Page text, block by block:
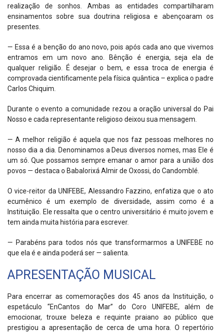
realização de sonhos. Ambas as entidades compartilharam
ensinamentos sobre sua doutrina religiosa e abençoaram os
presentes.
— Essa é a benção do ano novo, pois após cada ano que vivemos
entramos em um novo ano. Bênção é energia, seja ela de
qualquer religião. É desejar o bem, e essa troca de energia é
comprovada cientificamente pela física quântica – explica o padre
Carlos Chiquim.
Durante o evento a comunidade rezou a oração universal do Pai
Nosso e cada representante religioso deixou sua mensagem.
— A melhor religião é aquela que nos faz pessoas melhores no
nosso dia a dia. Denominamos a Deus diversos nomes, mas Ele é
um só. Que possamos sempre emanar o amor para a união dos
povos — destaca o Babalorixá Almir de Oxossi, do Candomblé.
O vice-reitor da UNIFEBE, Alessandro Fazzino, enfatiza que o ato
ecumênico é um exemplo de diversidade, assim como é a
Instituição. Ele ressalta que o centro universitário é muito jovem e
tem ainda muita história para escrever.
— Parabéns para todos nós que transformarmos a UNIFEBE no
que ela é e ainda poderá ser — salienta.
APRESENTAÇÃO MUSICAL
Para encerrar as comemorações dos 45 anos da Instituição, o
espetáculo “EnCantos do Mar” do Coro UNIFEBE, além de
emocionar, trouxe beleza e requinte praiano ao público que
prestigiou a apresentação de cerca de uma hora. O repertório